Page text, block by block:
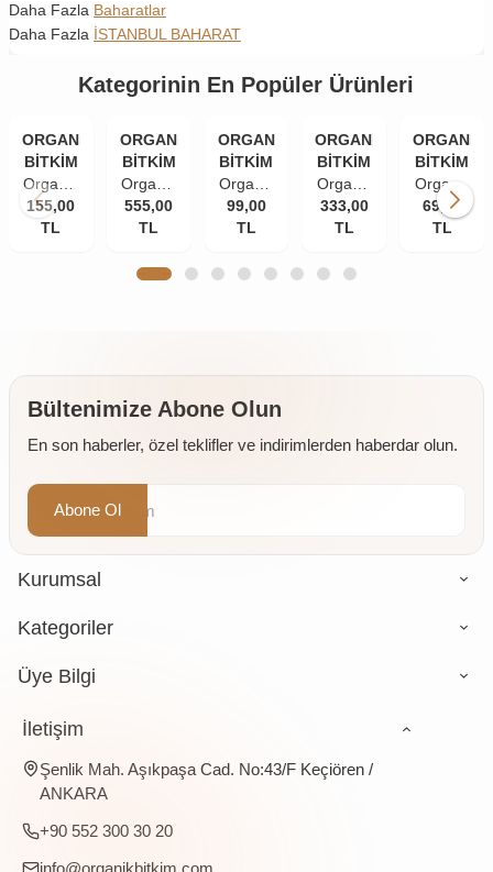
Daha Fazla Baharatlar
Daha Fazla İSTANBUL BAHARAT
Kategorinin En Popüler Ürünleri
ORGANİK
BİTKİM
Organik
Bitkim
84
Öğütülmüş
gr
155,00
TL
ORGANİK
BİTKİM
Organik
Bitkim
Akgünlük
(Günlük-
555,00
TL
ORGANİK
BİTKİM
Organik
Bitkim
Tane
(İri
99,00
TL
ORGANİK
BİTKİM
Organik
Bitkim
Damla
10 gr
333,00
TL
ORGANİK
BİTKİM
Organik
Bitkim
Zerdeçal
69,00
TL
Bültenimize Abone Olun
En son haberler, özel teklifler ve indirimlerden haberdar olun.
Abone Ol
Kurumsal
Kategoriler
Üye Bilgi
İletişim
Şenlik Mah. Aşıkpaşa Cad. No:43/F Keçiören /
ANKARA
+90 552 300 30 20